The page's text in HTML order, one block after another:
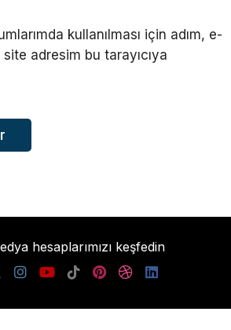
kullanılması için adım, e-
adresim bu tarayıcıya
hesaplarımızı keşfedin